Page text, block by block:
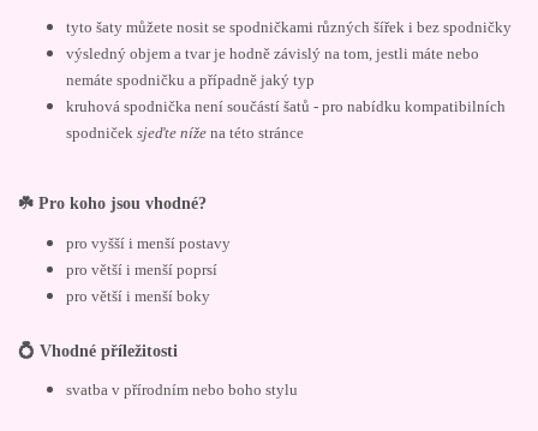
tyto šaty můžete nosit se spodničkami různých šířek i bez spodničky
výsledný objem a tvar je hodně závislý na tom, jestli máte nebo
nemáte spodničku a případně jaký typ
kruhová spodnička není součástí šatů - pro nabídku kompatibilních
spodniček sjeďte níže na této stránce
☘️ Pro koho jsou vhodné?
pro vyšší i menší postavy
pro větší i menší poprsí
pro větší i menší boky
💍 Vhodné příležitosti
svatba v přírodním nebo boho stylu